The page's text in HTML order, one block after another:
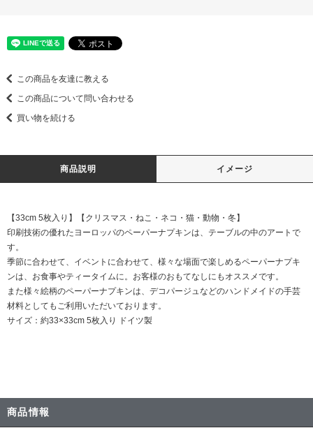
この商品を友達に教える
この商品について問い合わせる
買い物を続ける
商品説明 イメージ
【33cm 5枚入り】【クリスマス・ねこ・ネコ・猫・動物・冬】
印刷技術の優れたヨーロッパのペーパーナプキンは、テーブルの中のアートで
す。
季節に合わせて、イベントに合わせて、様々な場面で楽しめるペーパーナプキ
ンは、お食事やティータイムに。お客様のおもてなしにもオススメです。
また様々絵柄のペーパーナプキンは、デコパージュなどのハンドメイドの手芸
材料としてもご利用いただいております。
サイズ：約33×33cm 5枚入り ドイツ製
商品情報